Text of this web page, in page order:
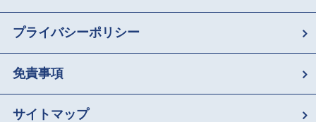
プライバシーポリシー
免責事項
サイトマップ